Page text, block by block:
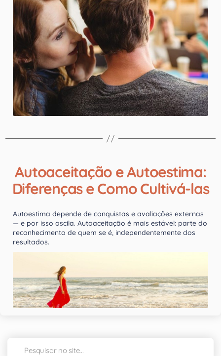
Autoaceitação e Autoestima:
Diferenças e Como Cultivá-las
Autoestima depende de conquistas e avaliações externas
— e por isso oscila. Autoaceitação é mais estável: parte do
reconhecimento de quem se é, independentemente dos
resultados.